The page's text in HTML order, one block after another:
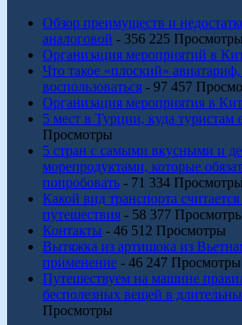
Обзор преимуществ и
аналоговой - 356 225 Просмотры
Организация мероприятий в
Что такое «плоский»
воспользоваться - 97 457
Организация мероприятия в
5 мест в Турции, куда туристам
Просмотры
5 стран с самыми вкусными и
морепродуктами, которые
попробовать - 71 334 Просмотры
Какой вид транспорта
путешествия - 58 377
Контакты - 46 512 Просмотры
Вытяжка из артишока из
применение - 46 247 Просмотры
Путешествуем на машине
бесполезных вещей в
Просмотры